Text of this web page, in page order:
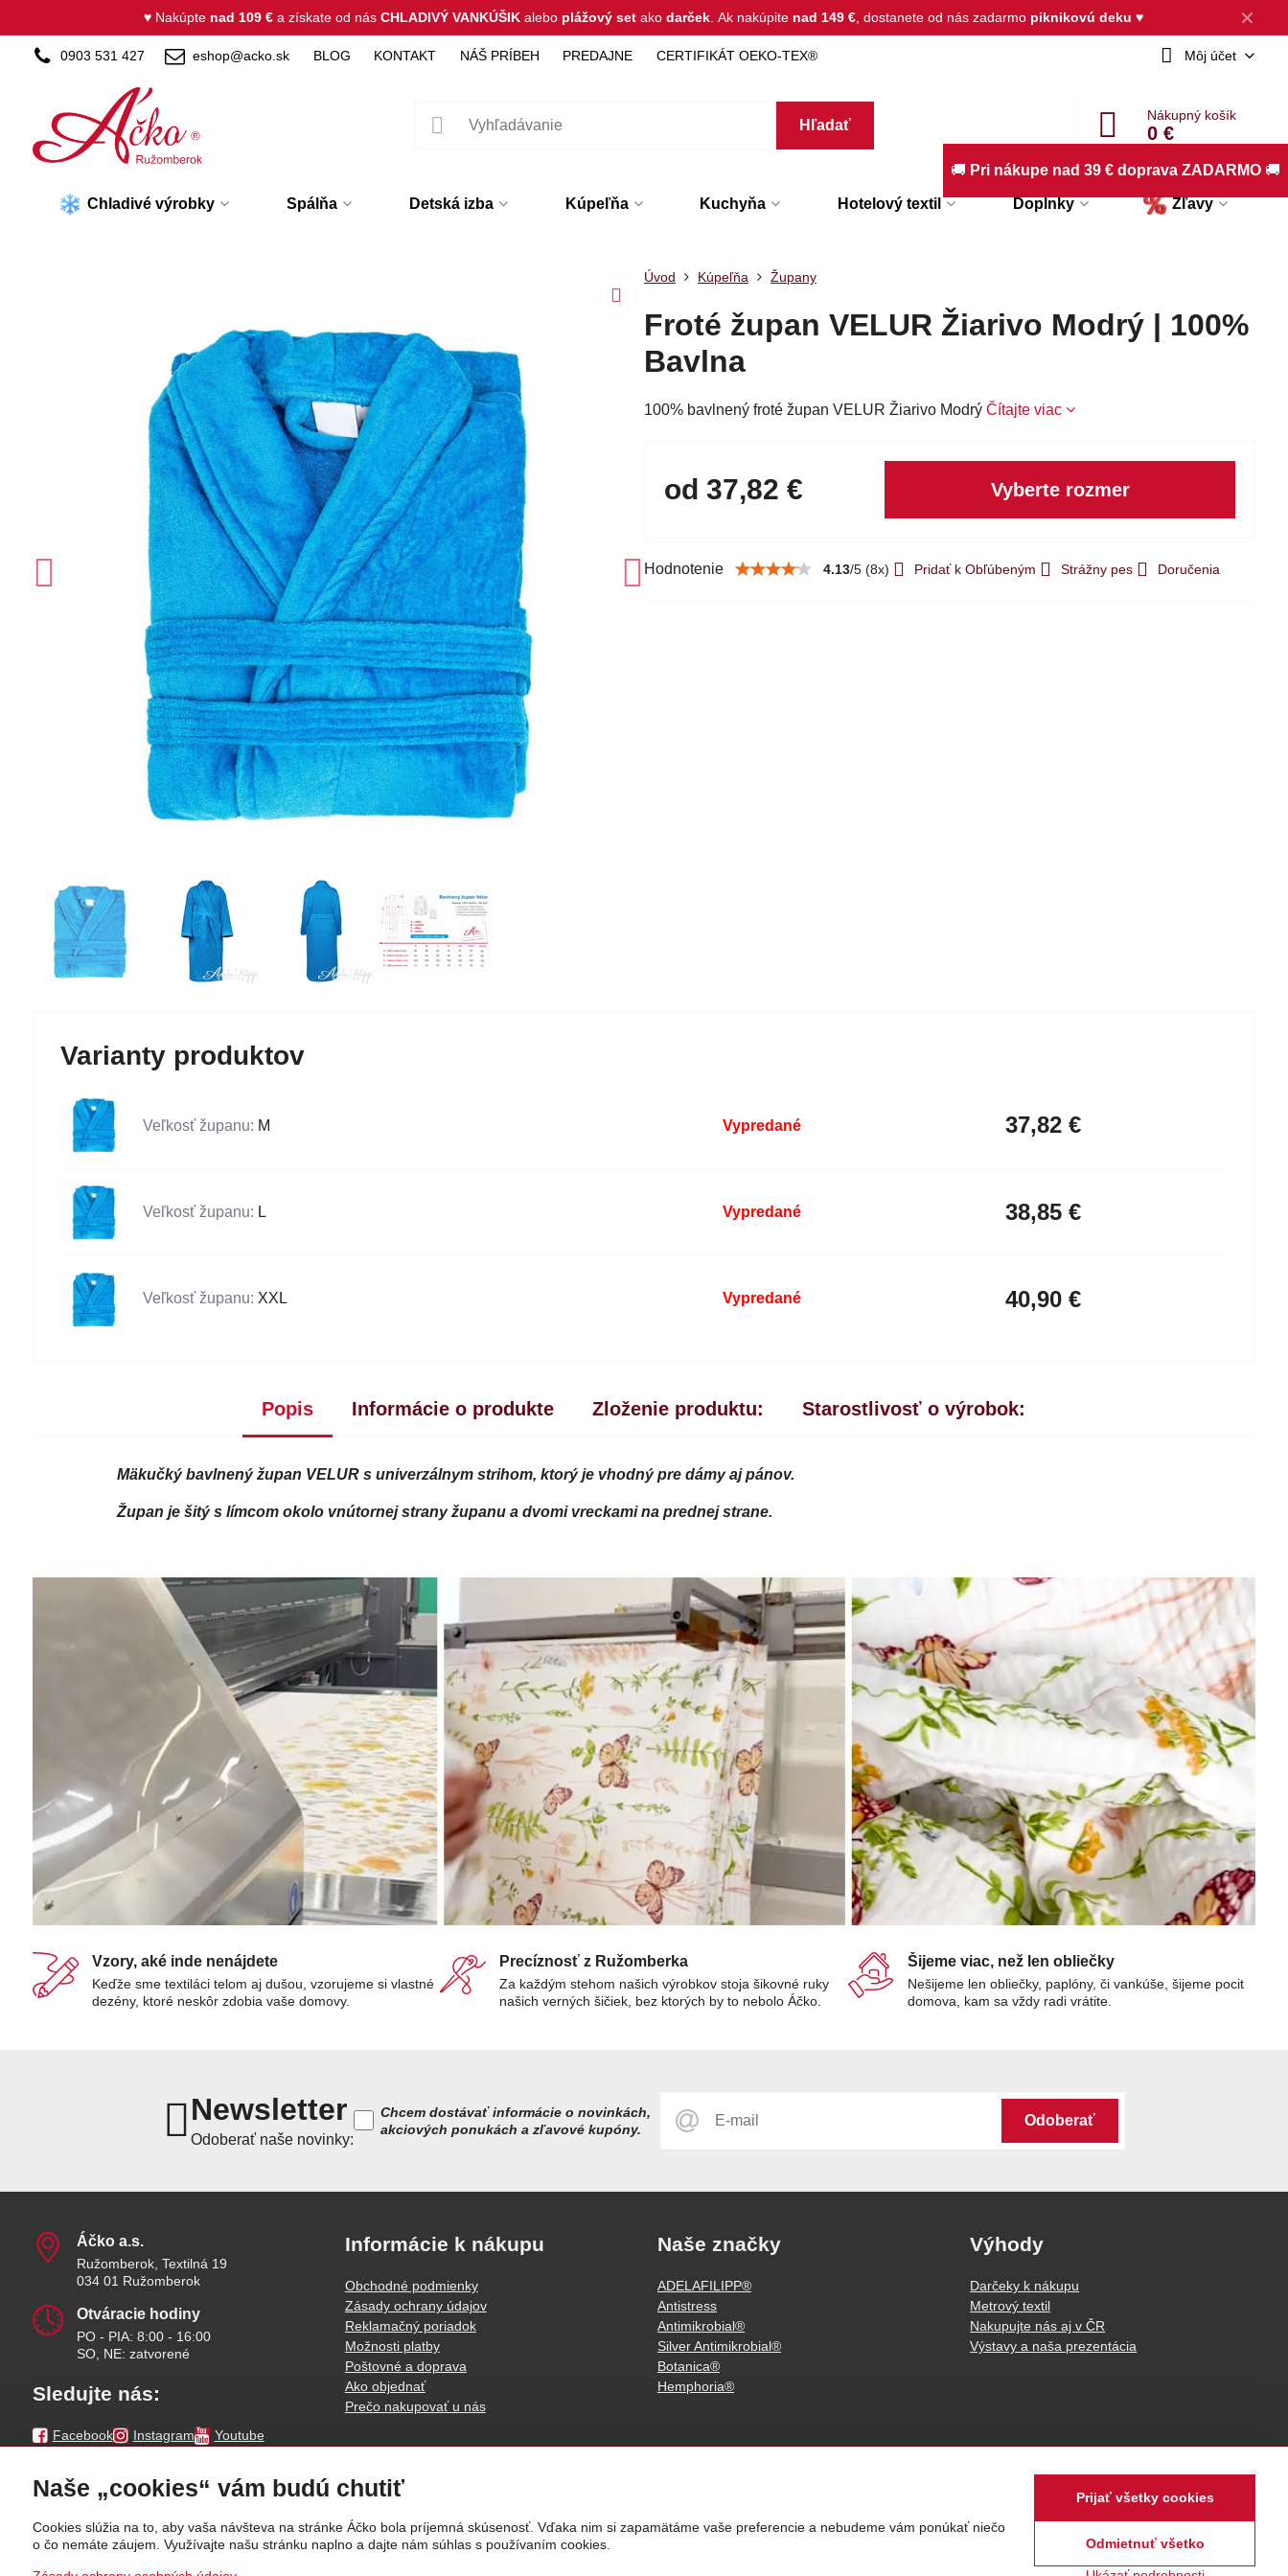
✕
♥ Nakúpte nad 109 € a získate od násCHLADIVÝ VANKÚŠIK alebo plážový set ako darček Ak nakúpite nad 149 € , dostanete od nás zadarmo piknikovú deku♥
0903 531 427 eshop@acko.sk BLOG KONTAKT NÁŠ PRÍBEH PREDAJNE CERTIFIKÁT OEKO-TEX® Môj účet
Hľadať
Nákupný košík
0 €
Chladivé výrobky Spálňa Detská izba Kúpeľňa Kuchyňa Hotelový textil Doplnky Zľavy
Úvod Kúpeľňa Župany
Froté župan VELUR Žiarivo Modrý | 100%
Bavlna
100% bavlnený froté župan VELUR Žiarivo Modrý Čítajte viac
od 37,82 € Vyberte rozmer
Hodnotenie 4.13/5(8x) Pridať k Obľúbeným Strážny pes Doručenia
🚚 Pri nákupe nad 39 € doprava ZADARMO 🚚
Varianty produktov
Veľkosť županu: M Vypredané 37,82 €
Veľkosť županu: L Vypredané 38,85 €
Veľkosť županu: XXL Vypredané 40,90 €
Popis Informácie o produkte Zloženie produktu: Starostlivosť o výrobok:
Mäkučký bavlnený župan VELUR s univerzálnym strihom, ktorý je vhodný pre dámy aj pánov.
Župan je šitý s límcom okolo vnútornej strany županu a dvomi vreckami na prednej strane.
Vzory, aké inde nenájdete
Keďže sme textiláci telom aj dušou, vzorujeme si vlastné
dezény, ktoré neskôr zdobia vaše domovy.
Precíznosť z Ružomberka
Za každým stehom našich výrobkov stoja šikovné ruky
našich verných šičiek, bez ktorých by to nebolo Áčko.
Šijeme viac, než len obliečky
Nešijeme len obliečky, paplóny, či vankúše, šijeme pocit
domova, kam sa vždy radi vrátite.
Newsletter
Odoberať naše novinky:
Odoberať
Chcem dostávať informácie o novinkách,
akciových ponukách a zľavové kupóny.
Áčko a​.s​.
Ružomberok, Textilná 19
034 01 Ružomberok
Otváracie hodiny
PO - PIA: 8:00 - 16:00
SO, NE: zatvorené
Sledujte nás:
Facebook Instagram Youtube
Informácie k nákupu
Obchodné podmienky
Zásady ochrany údajov
Reklamačný poriadok
Možnosti platby
Poštovné a doprava
Ako objednať
Prečo nakupovať u nás
Naše značky
ADELAFILIPP®
Antistress
Antimikrobial®
Silver Antimikrobial®
Botanica®
Hemphoria®
Výhody
Darčeky k nákupu
Metrový textil
Nakupujte nás aj v ČR
Výstavy a naša prezentácia
Naše „cookies“ vám budú chutiť
Cookies slúžia na to, aby vaša návšteva na stránke Áčko bola príjemná skúsenosť. Vďaka nim si zapamätáme vaše preferencie a nebudeme vám ponúkať niečo
o čo nemáte záujem. Využívajte našu stránku naplno a dajte nám súhlas s používaním cookies.
Prijať všetky cookies
Odmietnuť všetko